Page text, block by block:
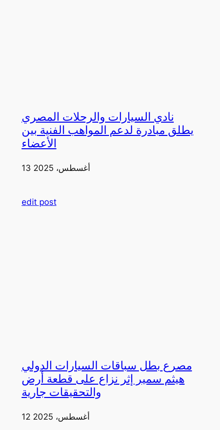
نادي السيارات والرحلات المصري
يطلق مبادرة لدعم المواهب الفنية بين
الأعضاء
13 أغسطس، 2025
edit post
مصرع بطل سباقات السيارات الدولي
هيثم سمير إثر نزاع على قطعة أرض
والتحقيقات جارية
12 أغسطس، 2025